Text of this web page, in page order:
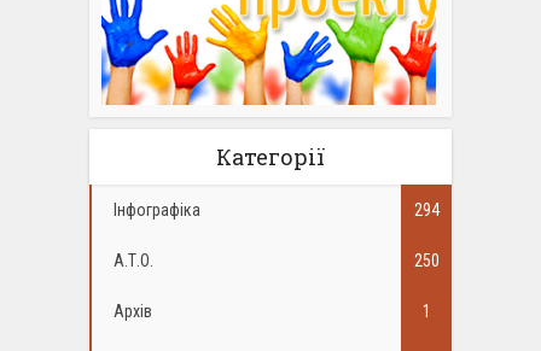
Категорії
Інфографіка 294
А.Т.О. 250
Архів 1